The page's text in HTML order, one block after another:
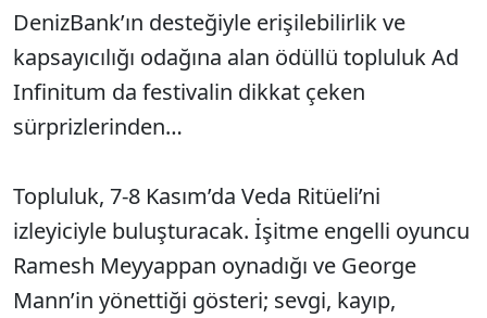
DenizBank’ın desteğiyle erişilebilirlik ve
kapsayıcılığı odağına alan ödüllü topluluk Ad
Infinitum da festivalin dikkat çeken
sürprizlerinden…
Topluluk, 7-8 Kasım’da Veda Ritüeli’ni
izleyiciyle buluşturacak. İşitme engelli oyuncu
Ramesh Meyyappan oynadığı ve George
Mann’in yönettiği gösteri; sevgi, kayıp,